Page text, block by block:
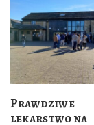
Prawdziwe
lekarstwo na